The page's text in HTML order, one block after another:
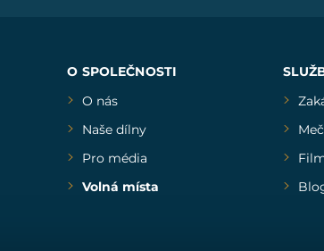
O SPOLEČNOSTI
O nás
Naše dílny
Pro média
Volná místa